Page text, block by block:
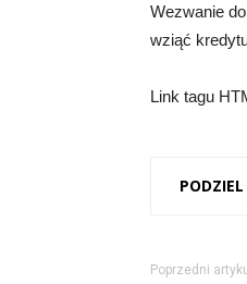
Wezwanie
wziąć
Link tagu
PODZIEL
Poprzedni